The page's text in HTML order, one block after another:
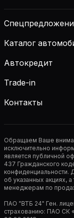
Каталог
Автокредит
Trade-in
Контакты
Обращаем Ваше
исключительно
является публичной
437 Гражданского
об указанных акциях,
менеджерам по
ПАО "ВТБ 24" Ген.
страхованию: ПАО СК